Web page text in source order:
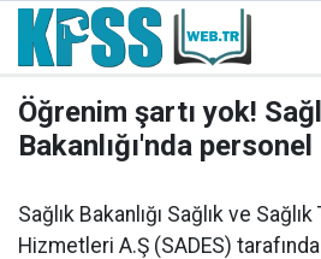
Öğrenim şartı yok!
Bakanlığı'nda personel
Sağlık Bakanlığı Sağlık ve
Hizmetleri A.Ş (SADES)